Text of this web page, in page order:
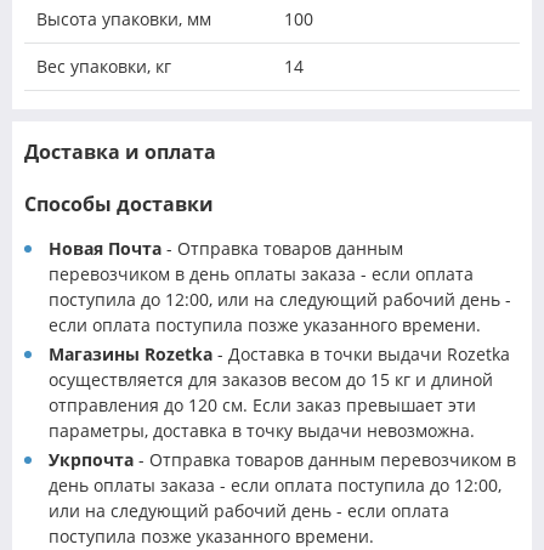
Высота упаковки, мм 100
Вес упаковки, кг 14
Доставка и оплата
Способы доставки
Новая Почта - Отправка товаров данным
перевозчиком в день оплаты заказа - если оплата
поступила до 12:00, или на следующий рабочий день -
если оплата поступила позже указанного времени.
Магазины Rozetka - Доставка в точки выдачи Rozetka
осуществляется для заказов весом до 15 кг и длиной
отправления до 120 см. Если заказ превышает эти
параметры, доставка в точку выдачи невозможна.
Укрпочта - Отправка товаров данным перевозчиком в
день оплаты заказа - если оплата поступила до 12:00,
или на следующий рабочий день - если оплата
поступила позже указанного времени.